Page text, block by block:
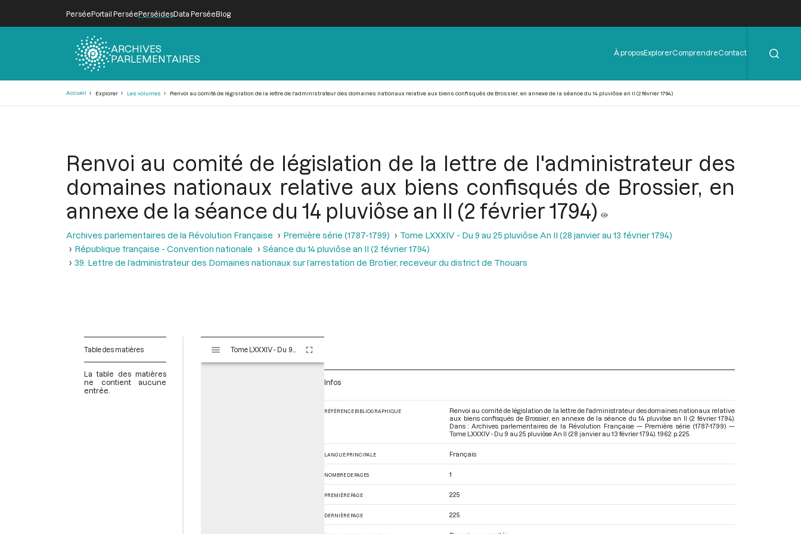
PerséePortail PerséePerséidesData PerséeBlog
ARCHIVES
PARLEMENTAIRES
Menu
de
À proposExplorerComprendreContact
Accueil Explorer Les volumes Renvoi au comité de législation de la lettre de l'administrateur des domaines nationaux relative aux biens confisqués de Brossier, en annexe de la séance du 14 pluviôse an II (2 février 1794)
Renvoi au comité de législation de la lettre de l'administrateur des
domaines nationaux relative aux biens confisqués de Brossier, en
annexe de la séance du 14 pluviôse an II (2 février 1794)
Archives parlementaires de la Révolution Française Première série (1787-1799)
Tome LXXXIV - Du 9 au 25 pluviôse An II (28 janvier au 13 février 1794)
République française - Convention nationale
Séance du 14 pluviôse an II (2 février 1794)
39. Lettre de l’administrateur des Domaines nationaux sur l’arrestation de Brotier, receveur du district de Thouars
Table des matières
La table des matières
ne contient aucune
entrée.
s
Infos
RÉFÉRENCE BIBLIOGRAPHIQUE
Renvoi au comité de législation de la lettre de l'administrateur des domaines nationaux relative
aux biens confisqués de Brossier, en annexe de la séance du 14 pluviôse an II (2 février 1794).
Dans : Archives parlementaires de la Révolution Française — Première série (1787-1799) —
Tome LXXXIV - Du 9 au 25 pluviôse An II (28 janvier au 13 février 1794) . 1962. p. 225.
LANGUE PRINCIPALE Français
NOMBRE DE PAGES 1
PREMIÈRE PAGE 225
DERNIÈRE PAGE 225